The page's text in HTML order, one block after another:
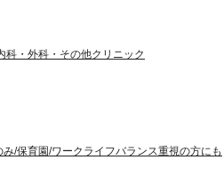
科・外科・その他クリニック
み/保育園/ワークライフバランス重視の方にも